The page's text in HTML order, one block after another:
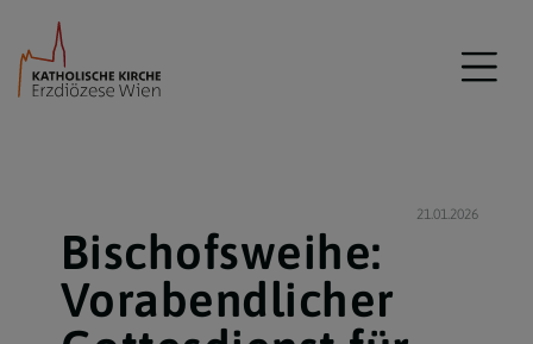
21.01.2026
Bischofsweihe:
Vorabendlicher